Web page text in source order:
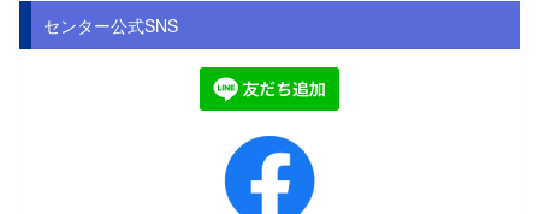
センター公式SNS